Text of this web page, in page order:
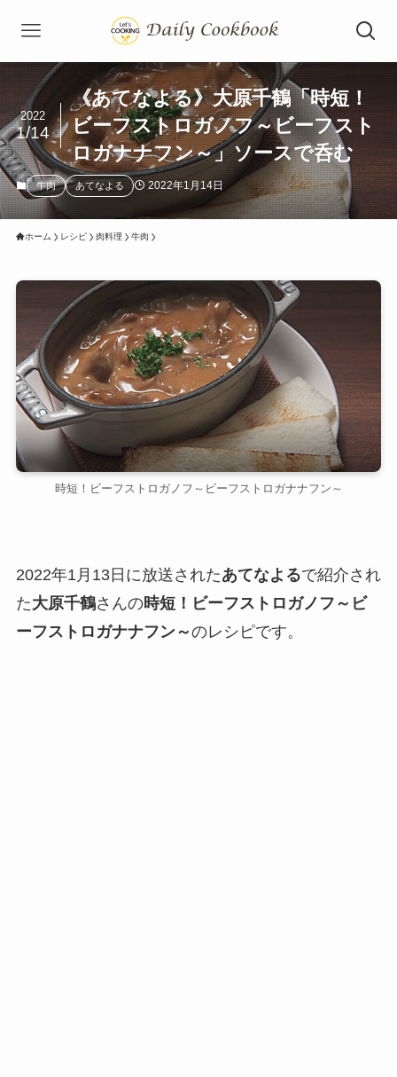
《あてなよる》大原千鶴「時短！
ビーフストロガノフ～ビーフスト
ロガナナフン～」ソースで呑む
2022
1/14
牛肉 あてなよる 2022年1月14日
ホーム レシピ 肉料理 牛肉
時短！ビーフストロガノフ～ビーフストロガナナフン～
2022年1月13日に放送されたあてなよるで紹介され
た大原千鶴さんの時短！ビーフストロガノフ～ビ
ーフストロガナナフン～のレシピです。